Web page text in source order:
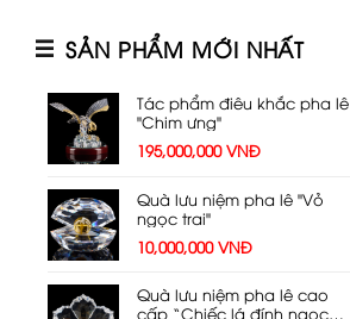
SẢN PHẨM MỚI NHẤT
Tác phẩm điêu khắc pha lê
"Chim ưng"
195,000,000VNĐ
Quà lưu niệm pha lê "Vỏ
ngọc trai"
10,000,000VNĐ
Quà lưu niệm pha lê cao
cấp “Chiếc lá đính ngọc